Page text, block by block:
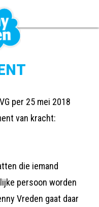
per 25 mei 2018
van kracht:
die iemand
persoon worden
Vreden gaat daar